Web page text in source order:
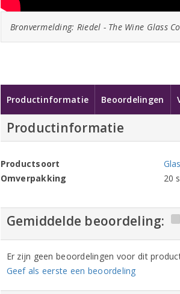
Bronvermelding: Riedel - The Wine Glass
Productinformatie Beoordelingen
Productinformatie
Productsoort
Omverpakking
20
Gemiddelde beoordeling:
Er zijn geen beoordelingen voor dit
Geef als eerste een beoordeling